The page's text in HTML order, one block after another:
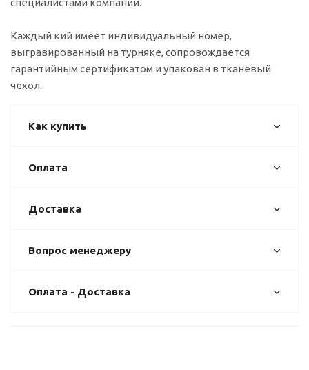
специалистами компании.
Каждый кий имеет индивидуальный номер,
выгравированный на турняке, сопровождается
гарантийным сертификатом и упакован в тканевый
чехол.
Как купить
Оплата
Доставка
Вопрос менеджеру
Оплата - Доставка